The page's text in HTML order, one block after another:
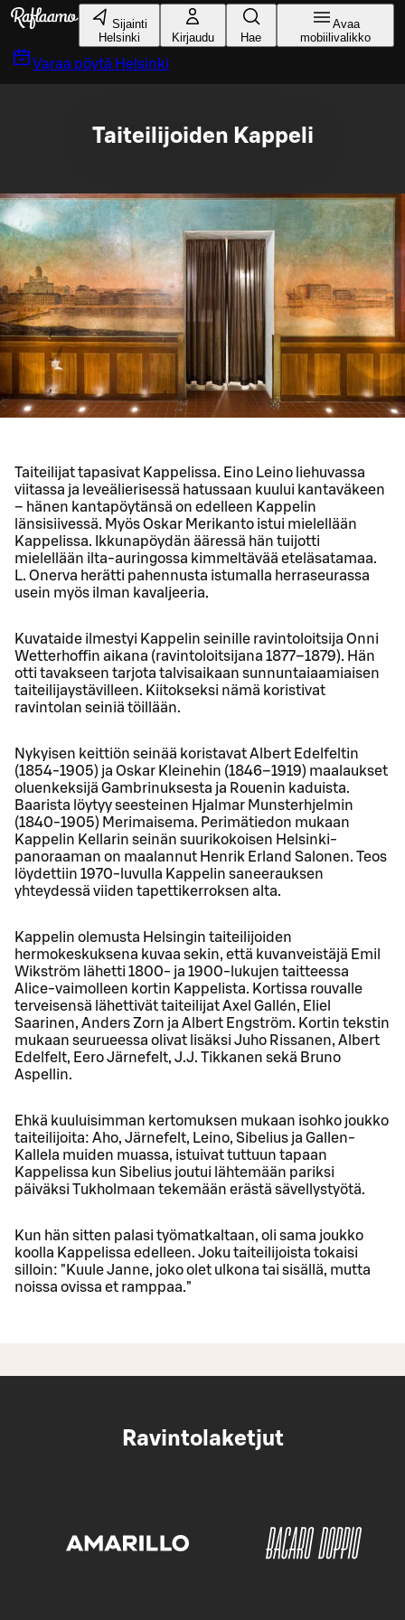
Siirry pääsisältöön
Sijainti
Helsinki
Kirjaudu Hae
Avaa
mobiilivalikko
Varaa pöytä Helsinki
Taiteilijoiden Kappeli
Taiteilijat tapasivat Kappelissa. Eino Leino liehuvassa
viitassa ja leveälierisessä hatussaan kuului kantaväkeen
– hänen kantapöytänsä on edelleen Kappelin
länsisiivessä. Myös Oskar Merikanto istui mielellään
Kappelissa. Ikkunapöydän ääressä hän tuijotti
mielellään ilta-auringossa kimmeltävää eteläsatamaa.
L. Onerva herätti pahennusta istumalla herraseurassa
usein myös ilman kavaljeeria.
Kuvataide ilmestyi Kappelin seinille ravintoloitsija Onni
Wetterhoffin aikana (ravintoloitsijana 1877–1879). Hän
otti tavakseen tarjota talvisaikaan sunnuntaiaamiaisen
taiteilijaystävilleen. Kiitokseksi nämä koristivat
ravintolan seiniä töillään.
Nykyisen keittiön seinää koristavat Albert Edelfeltin
(1854-1905) ja Oskar Kleinehin (1846–1919) maalaukset
oluenkeksijä Gambrinuksesta ja Rouenin kaduista.
Baarista löytyy seesteinen Hjalmar Munsterhjelmin
(1840-1905) Merimaisema. Perimätiedon mukaan
Kappelin Kellarin seinän suurikokoisen Helsinki-
panoraaman on maalannut Henrik Erland Salonen. Teos
löydettiin 1970-luvulla Kappelin saneerauksen
yhteydessä viiden tapettikerroksen alta.
Kappelin olemusta Helsingin taiteilijoiden
hermokeskuksena kuvaa sekin, että kuvanveistäjä Emil
Wikström lähetti 1800- ja 1900-lukujen taitteessa
Alice-vaimolleen kortin Kappelista. Kortissa rouvalle
terveisensä lähettivät taiteilijat Axel Gallén, Eliel
Saarinen, Anders Zorn ja Albert Engström. Kortin tekstin
mukaan seurueessa olivat lisäksi Juho Rissanen, Albert
Edelfelt, Eero Järnefelt, J.J. Tikkanen sekä Bruno
Aspellin.
Ehkä kuuluisimman kertomuksen mukaan isohko joukko
taiteilijoita: Aho, Järnefelt, Leino, Sibelius ja Gallen-
Kallela muiden muassa, istuivat tuttuun tapaan
Kappelissa kun Sibelius joutui lähtemään pariksi
päiväksi Tukholmaan tekemään erästä sävellystyötä.
Kun hän sitten palasi työmatkaltaan, oli sama joukko
koolla Kappelissa edelleen. Joku taiteilijoista tokaisi
silloin: "Kuule Janne, joko olet ulkona tai sisällä, mutta
noissa ovissa et ramppaa."
Ravintolaketjut